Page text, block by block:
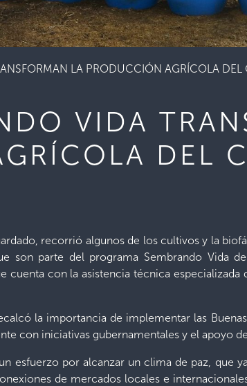
LA PRODUCCIÓN AGRÍCOLA
VIDA
DEL
recorrió algunos de los cultivos y la
son parte del programa Sembrando Vida
cuenta con la asistencia técnica
la importancia de implementar las
con iniciativas gubernamentales y el apoyo
esfuerzo por alcanzar un clima de paz, que
de mercados locales e